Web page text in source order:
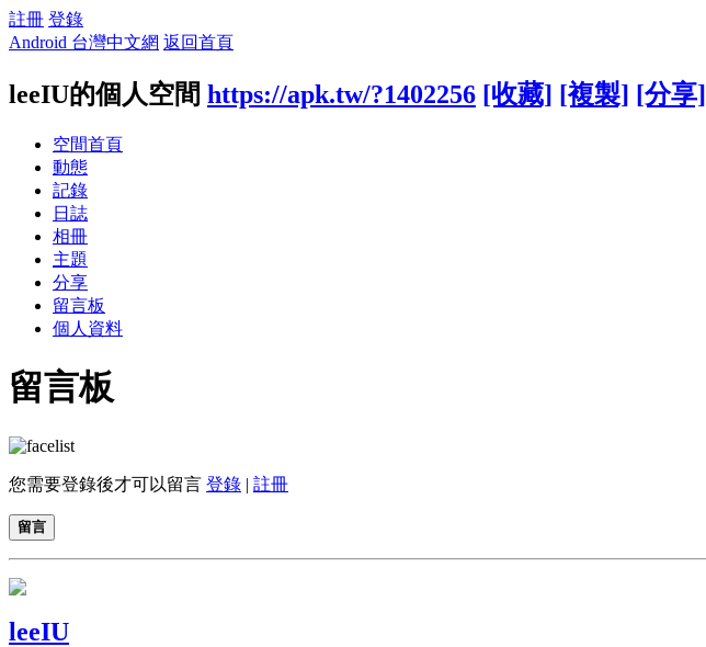
註冊 登錄
Android 台灣中文網 返回首頁
leeIU的個人空間 https://apk.tw/?1402256 [收藏] [複製] [分享]
空間首頁
動態
記錄
日誌
相冊
主題
分享
留言板
個人資料
留言板
您需要登錄後才可以留言 登錄 | 註冊
留言
leeIU